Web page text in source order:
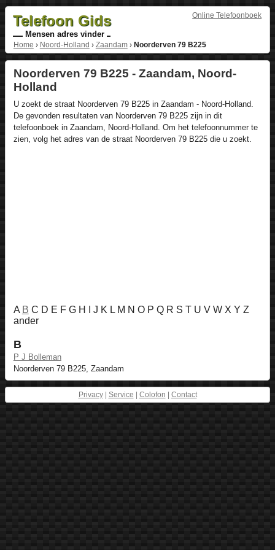
Online Telefoonboek
Telefoon Gids
Mensen adres vinder
Home › Noord-Holland › Zaandam› Noorderven 79 B225
Noorderven 79 B225 - Zaandam, Noord-
Holland
U zoekt de straat Noorderven 79 B225 in Zaandam - Noord-Holland.
De gevonden resultaten van Noorderven 79 B225 zijn in dit
telefoonboek in Zaandam, Noord-Holland. Om het telefoonnummer te
zien, volg het adres van de straat Noorderven 79 B225 die u zoekt.
A B C D E F G H I J K L M N O P Q R S T U V W X Y Z
ander
B
P J Bolleman
Noorderven 79 B225, Zaandam
Privacy| Service Colofon Contact